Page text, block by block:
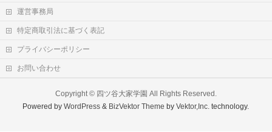
運営事務局
特定商取引法に基づく表記
プライバシーポリシー
お問い合わせ
Copyright © 四ツ谷大家学園 All Rights Reserved.
Powered byWordPress & BizVektor Theme byVektor,Inc. technology.